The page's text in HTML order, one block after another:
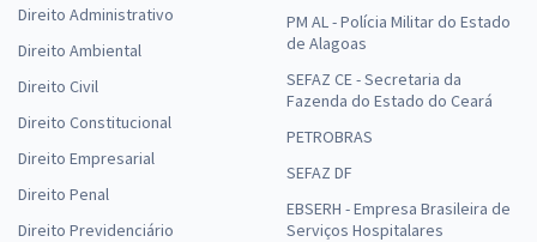
Direito Administrativo
Direito Ambiental
Direito Civil
Direito Constitucional
Direito Empresarial
Direito Penal
Direito Previdenciário
PM AL - Polícia Militar do Estado
de Alagoas
SEFAZ CE - Secretaria da
Fazenda do Estado do Ceará
PETROBRAS
SEFAZ DF
EBSERH - Empresa Brasileira de
Serviços Hospitalares